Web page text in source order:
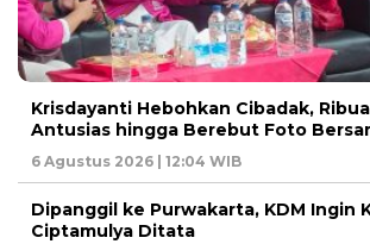
Krisdayanti Hebohkan Cibadak,
Antusias hingga Berebut Foto
6 Agustus 2026 | 12:04 WIB
Dipanggil ke Purwakarta, KDM Ingin
Ciptamulya Ditata